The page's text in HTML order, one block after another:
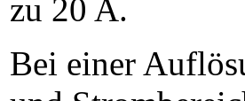
zu 20 A.
Bei einer